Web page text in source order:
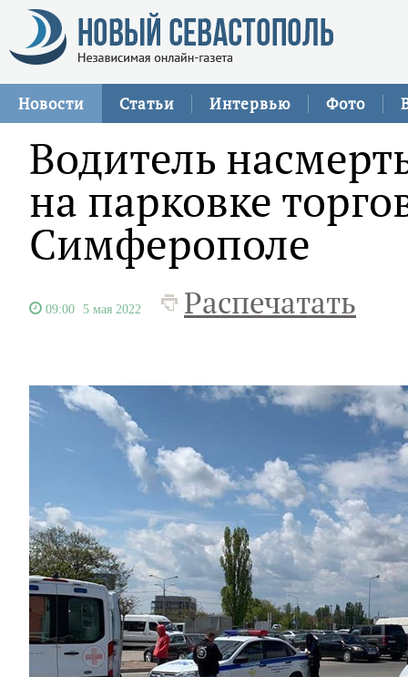
Новости Статьи Интервью Фото
Водитель
на парковке
Симферополе
09:00 5 мая 2022 Распечатать